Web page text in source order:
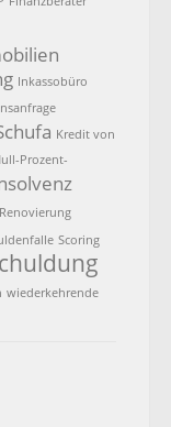
Inkassobüro
Kredit von
Prozent-
Renovierung
Scoring
wiederkehrende